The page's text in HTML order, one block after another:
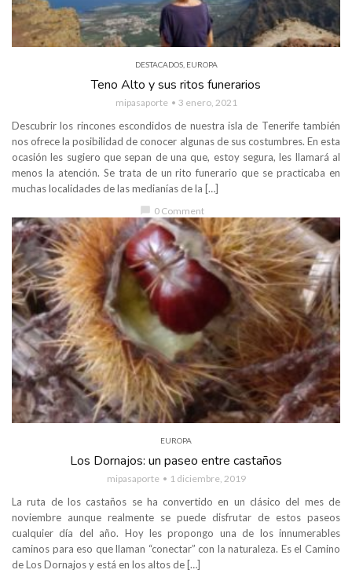
DESTACADOS, EUROPA
Teno Alto y sus ritos funerarios
mipasaporte 3 enero, 2021
Descubrir los rincones escondidos de nuestra isla de Tenerife también
nos ofrece la posibilidad de conocer algunas de sus costumbres. En esta
ocasión les sugiero que sepan de una que, estoy segura, les llamará al
menos la atención. Se trata de un rito funerario que se practicaba en
muchas localidades de las medianías de la […]
chat_bubble 0 Comment
EUROPA
Los Dornajos: un paseo entre castaños
mipasaporte 1 diciembre, 2019
La ruta de los castaños se ha convertido en un clásico del mes de
noviembre aunque realmente se puede disfrutar de estos paseos
cualquier día del año. Hoy les propongo una de los innumerables
caminos para eso que llaman “conectar” con la naturaleza. Es el Camino
de Los Dornajos y está en los altos de […]